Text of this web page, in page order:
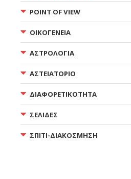
POINT OF VIEW
ΟΙΚΟΓΕΝΕΙΑ
ΑΣΤΡΟΛΟΓΙΑ
ΑΣΤΕΙΑΤΟΡΙΟ
ΔΙΑΦΟΡΕΤΙΚΟΤΗΤΑ
ΣΕΛΙΔΕΣ
ΣΠΙΤΙ-ΔΙΑΚΟΣΜΗΣΗ